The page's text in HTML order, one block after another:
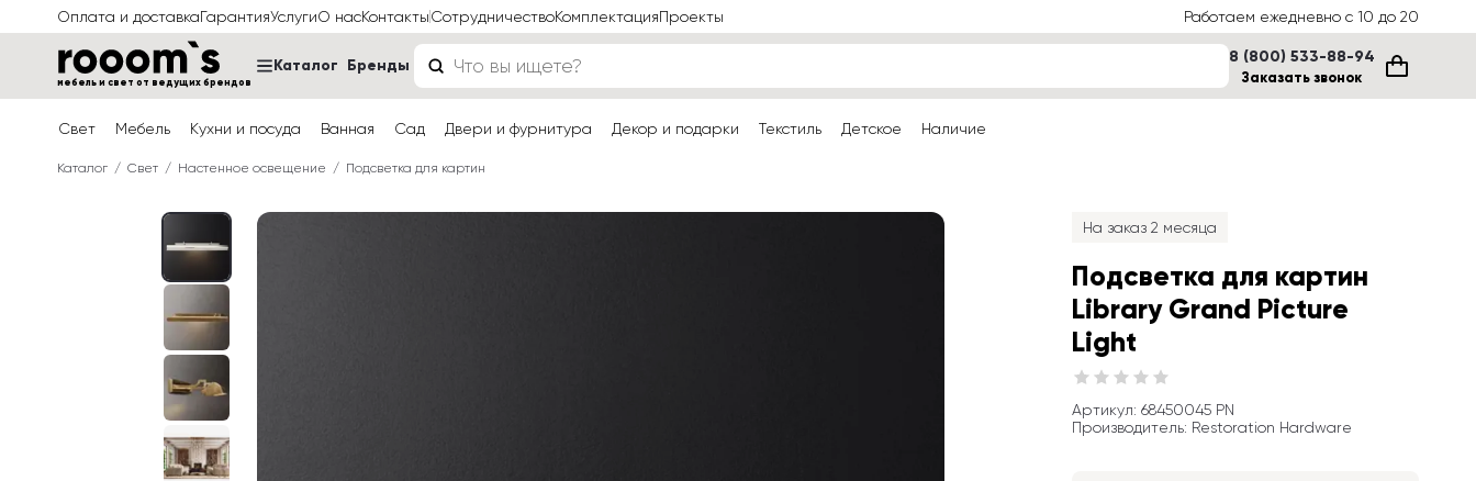
Оплата и доставкаГарантияУслугиО насКонтактыСотрудничествоКомплектацияПроекты Работаем ежедневно с 10 до 20
мебель и свет от ведущих брендов
Каталог Бренды 8 (800) 533-88-94
Заказать звонок
Свет Мебель Кухни и посуда Ванная Сад Двери и фурнитура Декор и подарки Текстиль Детское Наличие
Каталог Свет Настенное освещение Подсветка для картин
На заказ 2 месяца
Подсветка для картин
Library Grand Picture
Light
Артикул: 68450045 PN
Производитель: Restoration Hardware